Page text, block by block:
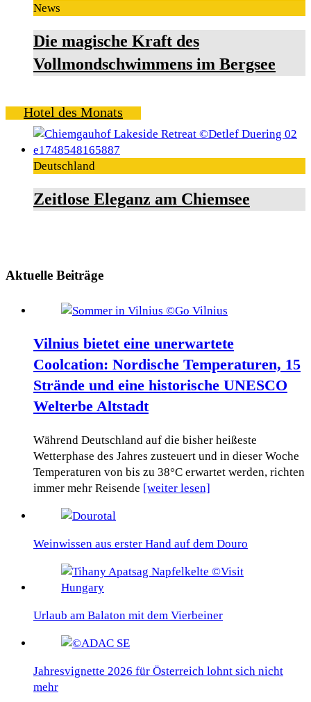
News
Die magische Kraft des
Vollmondschwimmens im Bergsee
Hotel des Monats
Deutschland
Zeitlose Eleganz am Chiemsee
Aktuelle Beiträge
Vilnius bietet eine unerwartete
Coolcation: Nordische Temperaturen, 15
Strände und eine historische UNESCO
Welterbe Altstadt
Während Deutschland auf die bisher heißeste
Wetterphase des Jahres zusteuert und in dieser Woche
Temperaturen von bis zu 38°C erwartet werden, richten
immer mehr Reisende [weiter lesen]
Weinwissen aus erster Hand auf dem Douro
Urlaub am Balaton mit dem Vierbeiner
Jahresvignette 2026 für Österreich lohnt sich nicht
mehr